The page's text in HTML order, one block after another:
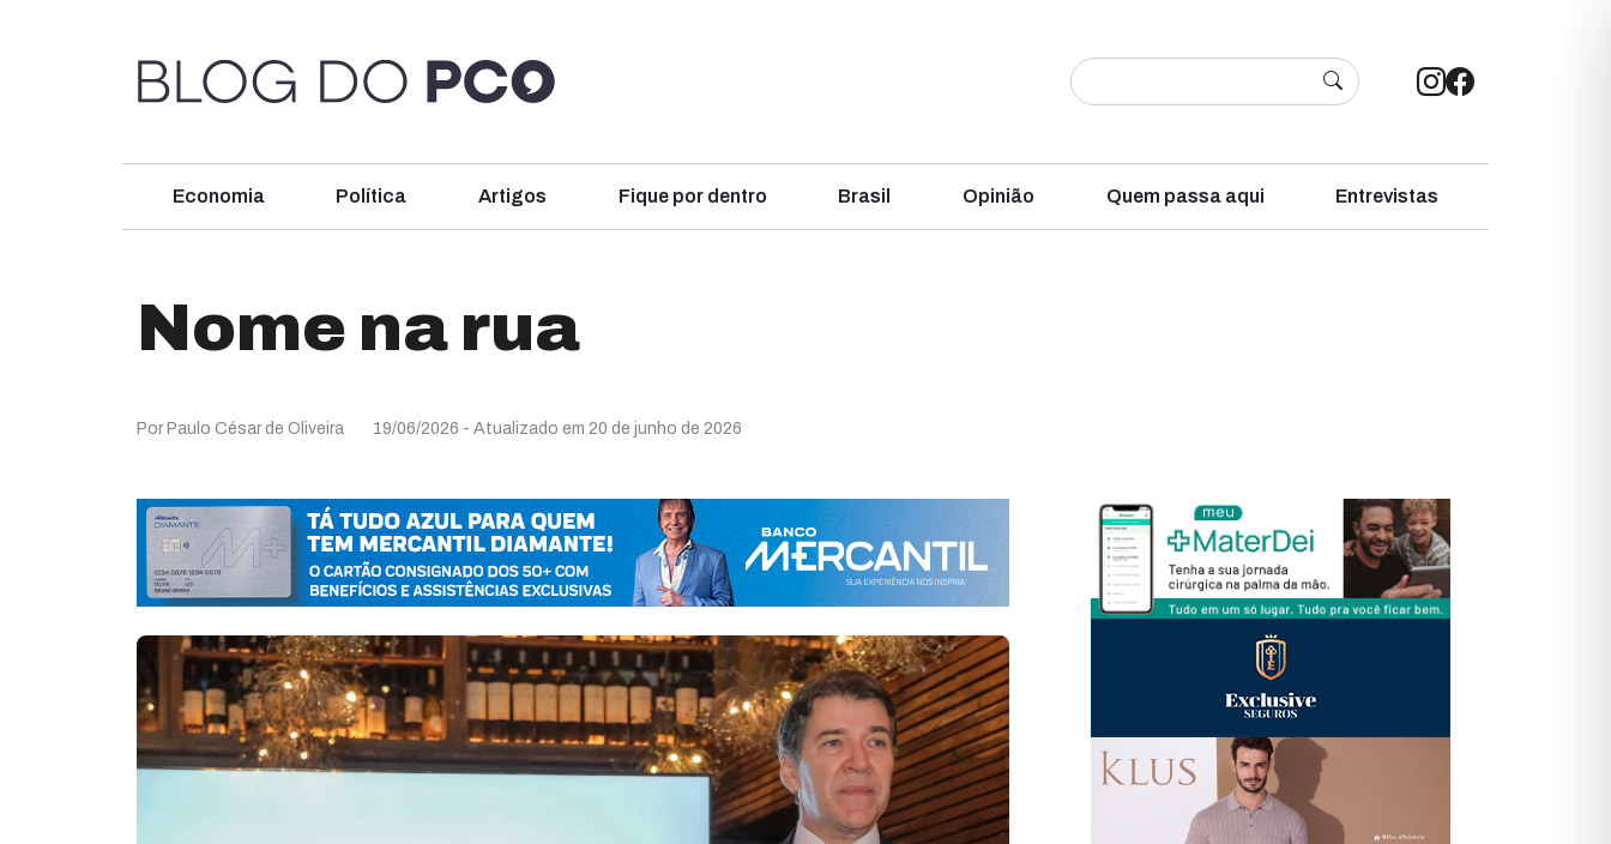
Economia Política Artigos Fique por dentro Brasil Opinião Quem passa aqui Entrevistas
Nome na rua
Por Paulo César de Oliveira 19/06/2026 - Atualizado em 20 de junho de 2026